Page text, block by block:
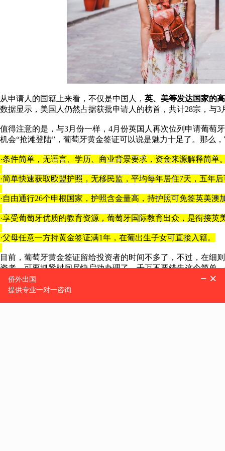
从申请人的国籍上来看，不仅是中国人， 英、美等发达国家的
数据显示，美国人仍然占据获批申请人的榜首，共计28宗，与
值得注意的是，与3月份一样，4月份英国人再次位列申请葡萄
机会“抢滩登陆”，葡萄牙黄金签证可以说是魅力十足了。那么
·条件简单，无语言、学历、商业背景要求，资金来源解释简单
·简单快速获取欧盟护照，无移民监，平均每年居住7天，五年
·自由通行26个申根国家，护照含金量高，持护照可免签英美澳
·享受葡萄牙优质的教育资源，葡萄牙国际教育出众，是衔接
·父母任意一方持黄金签证满1年，在葡出生子女可直接入籍。
目前，葡萄牙黄金签证留给投资者的时间不多了，不过，在细
资者，可要抓紧时间尽快启动办理了，千万不要错失这个简单
侨外葡萄牙移民专家表示，根据以往变政历史，葡萄牙从未有